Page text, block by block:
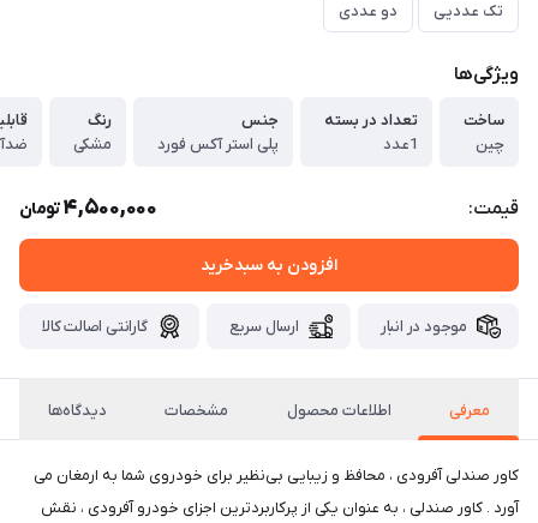
تک عددیی دو عددی
ویژگی‌ها
ساخت
چین
تعداد در بسته
1عدد
جنس
پلی استر آکس فورد
رنگ
مشکی
قیمت: 4,500,000تومان
افزودن به سبدخرید
موجود در انبار ارسال سریع گارانتی اصالت کالا
معرفی اطلاعات محصول مشخصات دیدگاه‌ها
کاور صندلی آفرودی ، محافظ و زیبایی بی‌نظیر برای خودروی شما به ارمغان می
آورد . کاور صندلی ، به عنوان یکی از پرکاربردترین اجزای خودرو آفرودی ، نقش